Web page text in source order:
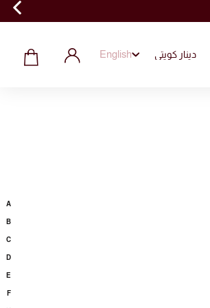
English
A
B
C
D
E
F